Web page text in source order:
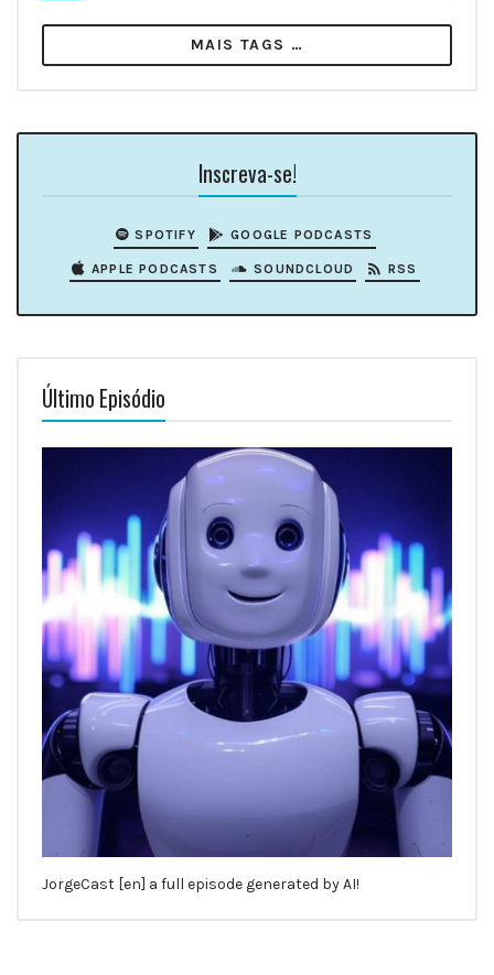
MAIS TAGS …
Inscreva-se!
SPOTIFY GOOGLE PODCASTS
APPLE PODCASTS SOUNDCLOUD RSS
Último Episódio
JorgeCast [en] a full episode generated by AI!